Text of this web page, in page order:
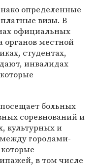
определенные
визы. В
официальных
органов местной
студентах,
инвалидах
больных
соревнований и
культурных и
городами-
в том числе